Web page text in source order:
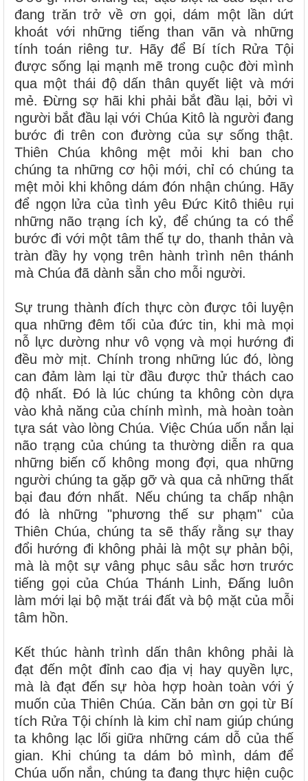
đang trăn trở về ơn gọi, dám một lần dứt
khoát với những tiếng than vãn và những
tính toán riêng tư. Hãy để Bí tích Rửa Tội
được sống lại mạnh mẽ trong cuộc đời mình
qua một thái độ dấn thân quyết liệt và mới
mẻ. Đừng sợ hãi khi phải bắt đầu lại, bởi vì
người bắt đầu lại với Chúa Kitô là người đang
bước đi trên con đường của sự sống thật.
Thiên Chúa không mệt mỏi khi ban cho
chúng ta những cơ hội mới, chỉ có chúng ta
mệt mỏi khi không dám đón nhận chúng. Hãy
để ngọn lửa của tình yêu Đức Kitô thiêu rụi
những não trạng ích kỷ, để chúng ta có thể
bước đi với một tâm thế tự do, thanh thản và
tràn đầy hy vọng trên hành trình nên thánh
mà Chúa đã dành sẵn cho mỗi người.
Sự trung thành đích thực còn được tôi luyện
qua những đêm tối của đức tin, khi mà mọi
nỗ lực dường như vô vọng và mọi hướng đi
đều mờ mịt. Chính trong những lúc đó, lòng
can đảm làm lại từ đầu được thử thách cao
độ nhất. Đó là lúc chúng ta không còn dựa
vào khả năng của chính mình, mà hoàn toàn
tựa sát vào lòng Chúa. Việc Chúa uốn nắn lại
não trạng của chúng ta thường diễn ra qua
những biến cố không mong đợi, qua những
người chúng ta gặp gỡ và qua cả những thất
bại đau đớn nhất. Nếu chúng ta chấp nhận
đó là những "phương thế sư phạm" của
Thiên Chúa, chúng ta sẽ thấy rằng sự thay
đổi hướng đi không phải là một sự phản bội,
mà là một sự vâng phục sâu sắc hơn trước
tiếng gọi của Chúa Thánh Linh, Đấng luôn
làm mới lại bộ mặt trái đất và bộ mặt của mỗi
tâm hồn.
Kết thúc hành trình dấn thân không phải là
đạt đến một đỉnh cao địa vị hay quyền lực,
mà là đạt đến sự hòa hợp hoàn toàn với ý
muốn của Thiên Chúa. Căn bản ơn gọi từ Bí
tích Rửa Tội chính là kim chỉ nam giúp chúng
ta không lạc lối giữa những cám dỗ của thế
gian. Khi chúng ta dám bỏ mình, dám để
Chúa uốn nắn, chúng ta đang thực hiện cuộc